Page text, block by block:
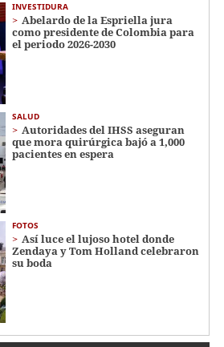
INVESTIDURA
Abelardo de la Espriella jura
como presidente de Colombia para
el periodo 2026-2030
SALUD
Autoridades del IHSS aseguran
que mora quirúrgica bajó a 1,000
pacientes en espera
FOTOS
Así luce el lujoso hotel donde
Zendaya y Tom Holland celebraron
su boda